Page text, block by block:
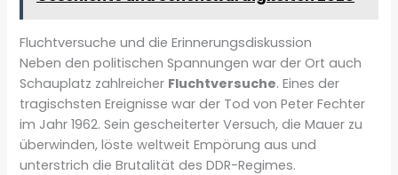
Fluchtversuche und die Erinnerungsdiskussion
Neben den politischen Spannungen war der Ort auch
Schauplatz zahlreicher Fluchtversuche. Eines der
tragischsten Ereignisse war der Tod von Peter Fechter
im Jahr 1962. Sein gescheiterter Versuch, die Mauer zu
überwinden, löste weltweit Empörung aus und
unterstrich die Brutalität des DDR-Regimes.